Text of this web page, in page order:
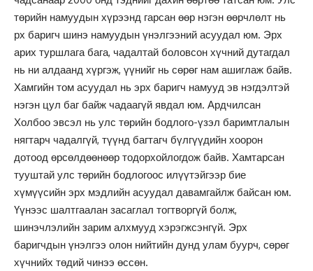
төрийн намуудын хүрээнд гарсан өөр нэгэн өөрчлөлт нь
рх баригч шинэ намуудын үнэлгээний асуудал юм. Эрх
арих туршлага бага, чадалтай боловсон хүчний дутагдал
нь ни алдаанд хүргэж, үүнийг нь сөрөг нам ашиглаж байв.
Хамгийн том асуудал нь эрх баригч намууд эв нэгдэлтэй
нэгэн цул баг байж чадаагүй явдал юм. Ардчилсан
Холбоо эвсэл нь улс төрийн бодлого-үзэл баримтлалын
нягтарч чадалгүй, түүнд багтагч бүлгүүдийн хоорон
дотоод өрсөлдөөнөөр тодорхойлогдож байв. Хамтарсан
тууштай улс төрийн бодлогоос илүүтэйгээр бие
хүмүүсийн эрх мэдлийн асуудал давамгайлж байсан юм.
Үүнээс шалтгаалан засаглал тогтворгүй болж,
шинэчлэлийн зарим алхмууд хэрэгжсэнгүй. Эрх
баригчдын үнэлгээ олон нийтийн дунд улам буурч, сөрөг
хүчнийх төдий чинээ өссөн.